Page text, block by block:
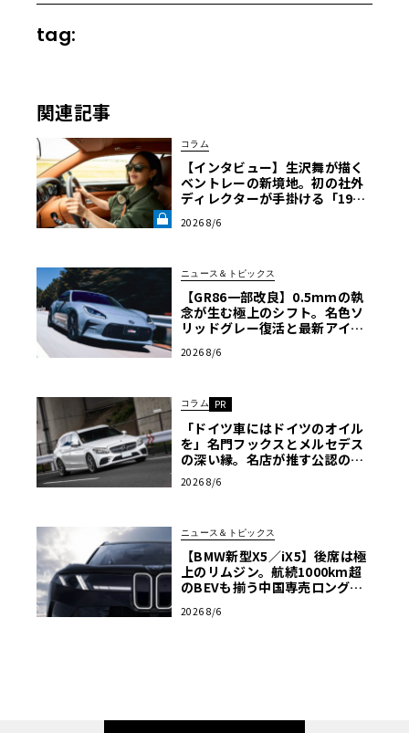
tag:
関連記事
コラム
【インタビュー】生沢舞が描く
ベントレーの新境地。初の社外
ディレクターが手掛ける「1919
ドウッドFoS 2026】《LE VOLA
2026 8/6
ニュース＆トピックス
【GR86一部改良】0.5mmの執
念が生む極上のシフト。名色ソ
リッドグレー復活と最新アイサ
2026 8/6
コラム PR
「ドイツ車にはドイツのオイル
を」名門フックスとメルセデス
の深い縁。名店が推す公認の安
心と、Cクラスで味わうシルキー
な走り〈PR〉
2026 8/6
ニュース＆トピックス
【BMW新型X5／iX5】後席は極
上のリムジン。航続1000km超
のBEVも揃う中国専売ロング仕
2026 8/6